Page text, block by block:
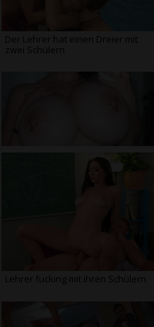
Der Lehrer hat einen Dreier mit
zwei Schülern
Lehrer fucking mit ihren Schülern